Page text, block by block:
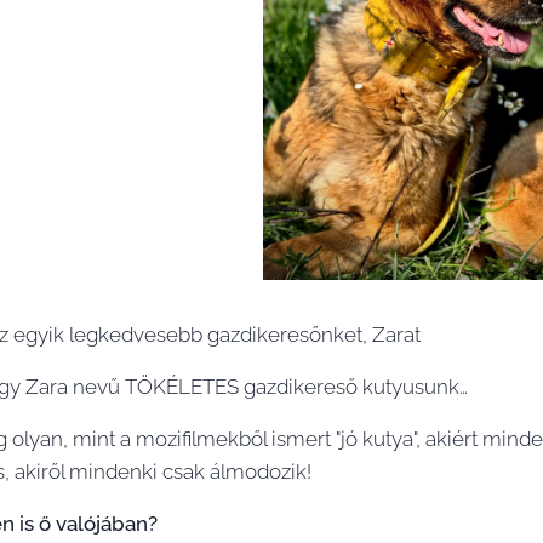
egyik legkedvesebb gazdikeresőnket, Zarat
Zara nevű TÖKÉLETES gazdikereső kutyusunk…
olyan, mint a mozifilmekből ismert "jó kutya", akiért
akiről mindenki csak álmodozik!
is ő valójában?